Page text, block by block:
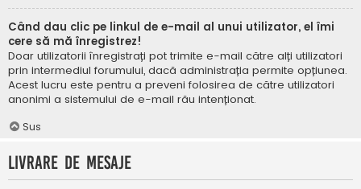
Când dau clic pe linkul de e-mail al unui utilizator, el îmi
cere să mă înregistrez!
Doar utilizatorii înregistrați pot trimite e-mail către alți utilizatori
prin intermediul forumului, dacă administrația permite opțiunea.
Acest lucru este pentru a preveni folosirea de către utilizatori
anonimi a sistemului de e-mail rău intenționat.
Sus
Livrare de mesaje